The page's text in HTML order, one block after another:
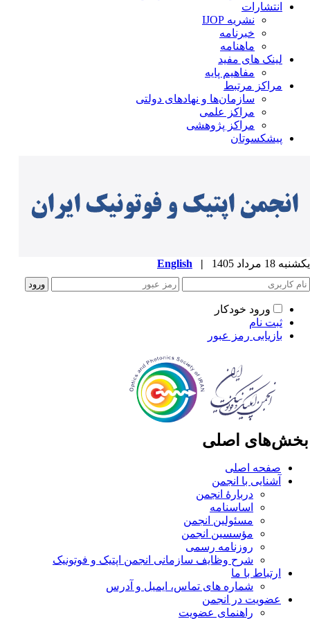
انتشارات
نشریه IJOP
خبرنامه
ماهنامه
لینک های مفید
مفاهیم پایه
مراکز مرتبط
سازمان‌ها و نهادهای دولتی
مراکز علمی
مراکز پژوهشی
پیشکسوتان
18 مرداد 1405 |
English
ورود خودکار
ثبت نام
بازیابی رمز عبور
اصلی
صفحه اصلی
آشنایی با انجمن
دربارۀ انجمن
اساسنامه
مسئولین انجمن
مؤسسین انجمن
روزنامه رسمی
شرح وظایف سازمانی انجمن اپتیک و فوتونیک
ارتباط با ما
شماره های تماس، ایمیل و آدرس
عضویت در انجمن
راهنمای عضویت